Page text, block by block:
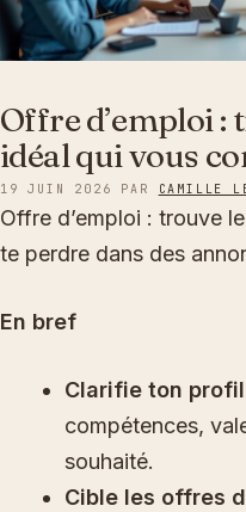
Offre d’emploi :
idéal qui vous
19 JUIN 2026 PAR CAMILLE
Offre d’emploi : trouve
te perdre dans des
En bref
Clarifie ton
compétences,
souhaité.
Cible les offres